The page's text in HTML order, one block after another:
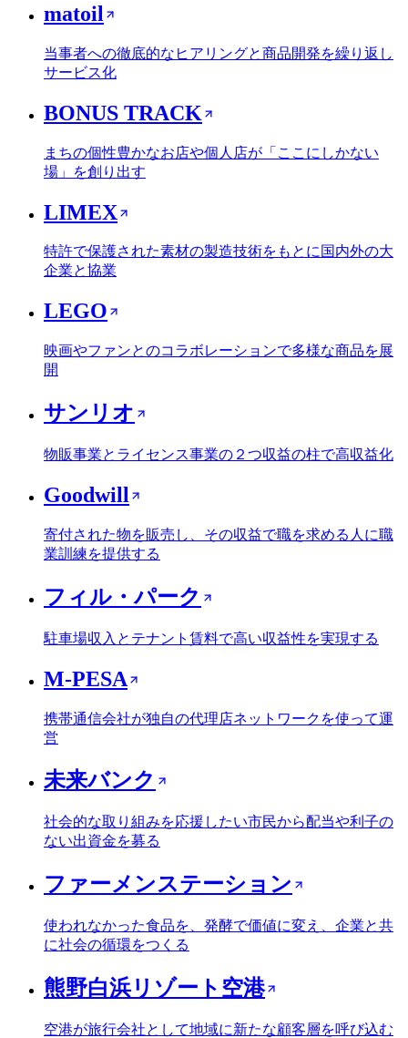
matoil
当事者への徹底的なヒアリングと商品開発を繰り返し
サービス化
BONUS TRACK
まちの個性豊かなお店や個人店が「ここにしかない
場」を創り出す
LIMEX
特許で保護された素材の製造技術をもとに国内外の大
企業と協業
LEGO
映画やファンとのコラボレーションで多様な商品を展
開
サンリオ
物販事業とライセンス事業の２つ収益の柱で高収益化
Goodwill
寄付された物を販売し、その収益で職を求める人に職
業訓練を提供する
フィル・パーク
駐車場収入とテナント賃料で高い収益性を実現する
M-PESA
携帯通信会社が独自の代理店ネットワークを使って運
営
未来バンク
社会的な取り組みを応援したい市民から配当や利子の
ない出資金を募る
ファーメンステーション
使われなかった食品を、発酵で価値に変え、企業と共
に社会の循環をつくる
熊野白浜リゾート空港
空港が旅行会社として地域に新たな顧客層を呼び込む